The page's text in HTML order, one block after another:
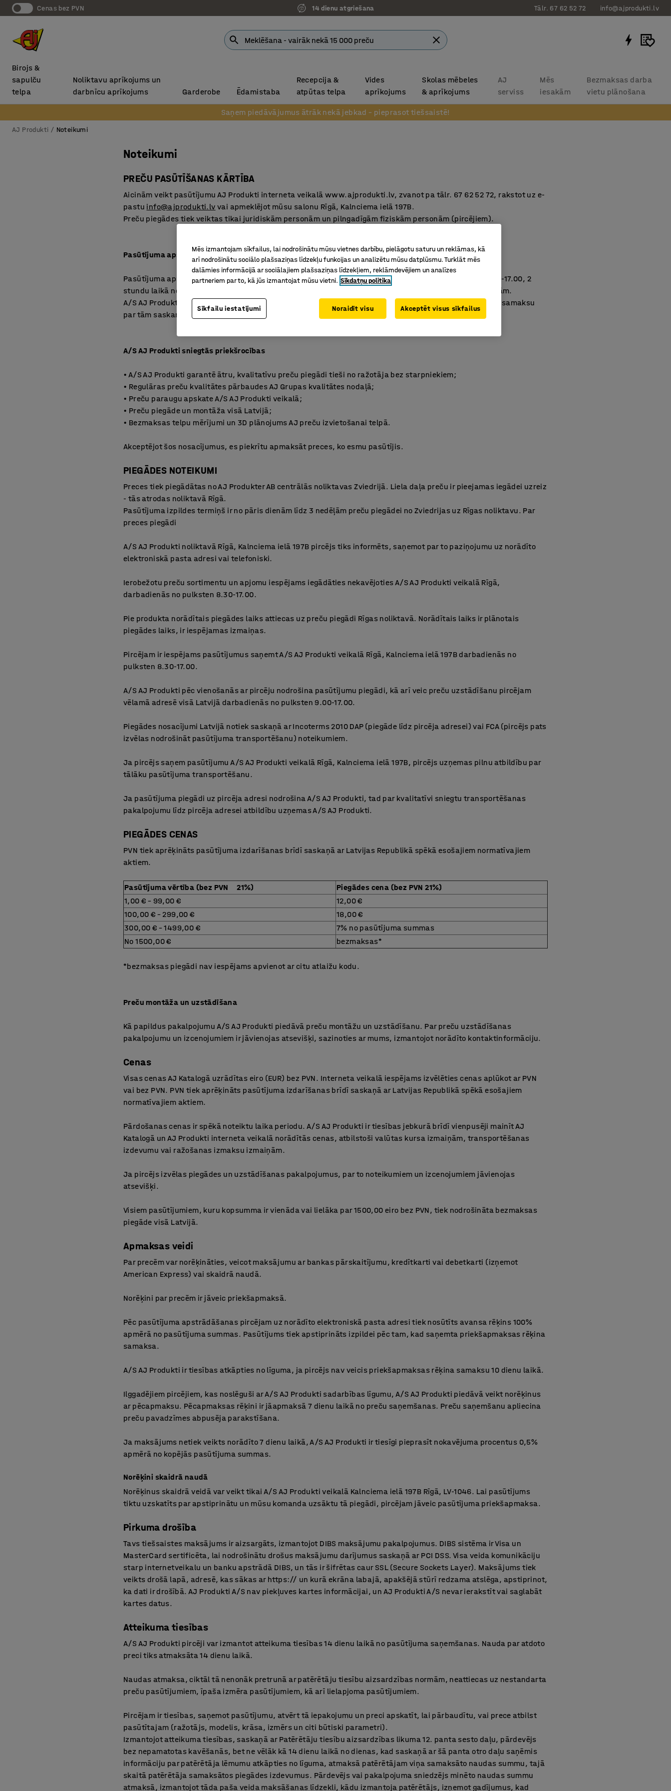
Cenas bez PVN 14 dienu atgriešana Tālr. 67 62 52 72 info@ajprodukti.lv
Birojs &
sapulču
telpa
Noliktavu aprīkojums un
darbnīcu aprīkojums
Garderobe Ēdamistaba
Recepcija &
atpūtas telpa
Vides
aprīkojums
Skolas mēbeles
& aprīkojums
AJ
serviss
Mēs
iesakām
Bezmaksas darba
vietu plānošana
Saņem piedāvājumus ātrāk nekā jebkad – pieprasot tiešsaistē!
AJ Produkti Noteikumi
Noteikumi
PREČU PASŪTĪŠANAS KĀRTĪBA
Aicinām veikt pasūtījumu AJ Produkti interneta veikalā www.ajprodukti.lv, zvanot pa tālr. 67 62 52 72, rakstot uz e-
pastu info@ajprodukti.lv vai apmeklējot mūsu salonu Rīgā, Kalnciema ielā 197B.
Preču piegādes tiek veiktas tikai juridiskām personām un pilngadīgām fiziskām personām (pircējiem).
Pasūtījuma apstiprinājums
Pasūtījuma apstiprinājums tiks nosūtīts uz Tavu norādīto e-pasta adresi darba dienās no pulksten 8.30-17.00, 2
stundu laikā no pasūtījuma veikšanas brīža vai nākošā darba dienā pēc brīvdienām un/vai svētku dienām.
A/S AJ Produkti saglabā īpašuma tiesības uz precēm līdz brīdim, kad A/S AJ Produkti būs saņēmis pilnu samaksu
par tām saskaņā ar izrakstīto rēķinu.
A/S AJ Produkti sniegtās priekšrocības
• A/S AJ Produkti garantē ātru, kvalitatīvu preču piegādi tieši no ražotāja bez starpniekiem;
• Regulāras preču kvalitātes pārbaudes AJ Grupas kvalitātes nodaļā;
• Preču paraugu apskate A/S AJ Produkti veikalā;
• Preču piegāde un montāža visā Latvijā;
• Bezmaksas telpu mērījumi un 3D plānojums AJ preču izvietošanai telpā.
Akceptējot šos nosacījumus, es piekrītu apmaksāt preces, ko esmu pasūtījis.
PIEGĀDES NOTEIKUMI
Preces tiek piegādātas no AJ Produkter AB centrālās noliktavas Zviedrijā. Liela daļa preču ir pieejamas iegādei uzreiz
- tās atrodas noliktavā Rīgā.
Pasūtījuma izpildes termiņš ir no pāris dienām līdz 3 nedēļām preču piegādei no Zviedrijas uz Rīgas noliktavu. Par
preces piegādi
A/S AJ Produkti noliktavā Rīgā, Kalnciema ielā 197B pircējs tiks informēts, saņemot par to paziņojumu uz norādīto
elektroniskā pasta adresi vai telefoniski.
Ierobežotu preču sortimentu un apjomu iespējams iegādāties nekavējoties A/S AJ Produkti veikalā Rīgā,
darbadienās no pulksten 8.30-17.00.
Pie produkta norādītais piegādes laiks attiecas uz preču piegādi Rīgas noliktavā. Norādītais laiks ir plānotais
piegādes laiks, ir iespējamas izmaiņas.
Pircējam ir iespējams pasūtījumus saņemt A/S AJ Produkti veikalā Rīgā, Kalnciema ielā 197B darbadienās no
pulksten 8.30-17.00.
A/S AJ Produkti pēc vienošanās ar pircēju nodrošina pasūtījumu piegādi, kā arī veic preču uzstādīšanu pircējam
vēlamā adresē visā Latvijā darbadienās no pulksten 9.00-17.00.
Piegādes nosacījumi Latvijā notiek saskaņā ar Incoterms 2010 DAP (piegāde līdz pircēja adresei) vai FCA (pircējs pats
izvēlas nodrošināt pasūtījuma transportēšanu) noteikumiem.
Ja pircējs saņem pasūtījumu A/S AJ Produkti veikalā Rīgā, Kalnciema ielā 197B, pircējs uzņemas pilnu atbildību par
tālāku pasūtījuma transportēšanu.
Ja pasūtījuma piegādi uz pircēja adresi nodrošina A/S AJ Produkti, tad par kvalitatīvi sniegtu transportēšanas
pakalpojumu līdz pircēja adresei atbildību uzņemas A/S AJ Produkti.
PIEGĀDES CENAS
PVN tiek aprēķināts pasūtījuma izdarīšanas brīdī saskaņā ar Latvijas Republikā spēkā esošajiem normatīvajiem
aktiem.
Pasūtījuma vērtība (bez PVN 21%)
Piegādes cena (bez PVN 21%)
1,00 € – 99,00 €
12,00 €
100,00 € – 299,00 €
18,00 €
300,00 € – 1499,00 €
7% no pasūtījuma summas
No 1500,00 €
bezmaksas*
*bezmaksas piegādi nav iespējams apvienot ar citu atlaižu kodu.
Preču montāža un uzstādīšana
Kā papildus pakalpojumu A/S AJ Produkti piedāvā preču montāžu un uzstādīšanu. Par preču uzstādīšanas
pakalpojumu un izcenojumiem ir jāvienojas atsevišķi, sazinoties ar mums, izmantojot norādīto kontaktinformāciju.
Cenas
Visas cenas AJ Katalogā uzrādītas eiro (EUR) bez PVN. Interneta veikalā iespējams izvēlēties cenas aplūkot ar PVN
vai bez PVN. PVN tiek aprēķināts pasūtījuma izdarīšanas brīdī saskaņā ar Latvijas Republikā spēkā esošajiem
normatīvajiem aktiem.
Pārdošanas cenas ir spēkā noteiktu laika periodu. A/S AJ Produkti ir tiesības jebkurā brīdī vienpusēji mainīt AJ
Katalogā un AJ Produkti interneta veikalā norādītās cenas, atbilstoši valūtas kursa izmaiņām, transportēšanas
izdevumu vai ražošanas izmaksu izmaiņām.
Ja pircējs izvēlas piegādes un uzstādīšanas pakalpojumus, par to noteikumiem un izcenojumiem jāvienojas
atsevišķi.
Visiem pasūtījumiem, kuru kopsumma ir vienāda vai lielāka par 1500,00 eiro bez PVN, tiek nodrošināta bezmaksas
piegāde visā Latvijā.
Apmaksas veidi
Par precēm var norēķināties, veicot maksājumu ar bankas pārskaitījumu, kredītkarti vai debetkarti (izņemot
American Express) vai skaidrā naudā.
Norēķini par precēm ir jāveic priekšapmaksā.
Pēc pasūtījuma apstrādāšanas pircējam uz norādīto elektroniskā pasta adresi tiek nosūtīts avansa rēķins 100%
apmērā no pasūtījuma summas. Pasūtījums tiek apstiprināts izpildei pēc tam, kad saņemta priekšapmaksas rēķina
samaksa.
A/S AJ Produkti ir tiesības atkāpties no līguma, ja pircējs nav veicis priekšapmaksas rēķina samaksu 10 dienu laikā.
Ilggadējiem pircējiem, kas noslēguši ar A/S AJ Produkti sadarbības līgumu, A/S AJ Produkti piedāvā veikt norēķinus
ar pēcapmaksu. Pēcapmaksas rēķini ir jāapmaksā 7 dienu laikā no preču saņemšanas. Preču saņemšanu apliecina
preču pavadzīmes abpusēja parakstīšana.
Ja maksājums netiek veikts norādīto 7 dienu laikā, A/S AJ Produkti ir tiesīgi pieprasīt nokavējuma procentus 0,5%
apmērā no kopējās pasūtījuma summas.
Norēķini skaidrā naudā
Norēķinus skaidrā veidā var veikt tikai A/S AJ Produkti veikalā Kalnciema ielā 197B Rīgā, LV-1046. Lai pasūtījums
tiktu uzskatīts par apstiprinātu un mūsu komanda uzsāktu tā piegādi, pircējam jāveic pasūtījuma priekšapmaksa.
Pirkuma drošība
Tavs tiešsaistes maksājums ir aizsargāts, izmantojot DIBS maksājumu pakalpojumus. DIBS sistēma ir Visa un
MasterCard sertificēta, lai nodrošinātu drošus maksājumu darījumus saskaņā ar PCI DSS. Visa veida komunikāciju
starp internetveikalu un banku apstrādā DIBS, un tās ir šifrētas caur SSL (Secure Sockets Layer). Maksājums tiek
veikts drošā lapā, adresē, kas sākas ar https:// un kurā ekrāna labajā, apakšējā stūrī redzama atslēga, apstiprinot,
ka dati ir drošībā. AJ Produkti A/S nav piekļuves kartes informācijai, un AJ Produkti A/S nevar ierakstīt vai saglabāt
kartes datus.
Atteikuma tiesības
A/S AJ Produkti pircēji var izmantot atteikuma tiesības 14 dienu laikā no pasūtījuma saņemšanas. Nauda par atdoto
preci tiks atmaksāta 14 dienu laikā.
Naudas atmaksa, ciktāl tā nenonāk pretrunā ar patērētāju tiesību aizsardzības normām, neattiecas uz nestandarta
preču pasūtījumiem, īpaša izmēra pasūtījumiem, kā arī lielapjoma pasūtījumiem.
Pircējam ir tiesības, saņemot pasūtījumu, atvērt tā iepakojumu un preci apskatīt, lai pārbaudītu, vai prece atbilst
pasūtītajam (ražotājs, modelis, krāsa, izmērs un citi būtiski parametri).
Izmantojot atteikuma tiesības, saskaņā ar Patērētāju tiesību aizsardzības likuma 12. panta sesto daļu, pārdevējs
bez nepamatotas kavēšanās, bet ne vēlāk kā 14 dienu laikā no dienas, kad saskaņā ar šā panta otro daļu saņēmis
informāciju par patērētāja lēmumu atkāpties no līguma, atmaksā patērētājam viņa samaksāto naudas summu, tajā
skaitā patērētāja samaksātos piegādes izdevumus. Pārdevējs vai pakalpojuma sniedzējs minēto naudas summu
atmaksā, izmantojot tāda paša veida maksāšanas līdzekli, kādu izmantoja patērētājs, izņemot gadījumus, kad
Mēs izmantojam sīkfailus, lai nodrošinātu mūsu vietnes darbību, pielāgotu saturu un reklāmas, kā
arī nodrošinātu sociālo plašsaziņas līdzekļu funkcijas un analizētu mūsu datplūsmu. Turklāt mēs
dalāmies informācijā ar sociālajiem plašsaziņas līdzekļiem, reklāmdevējiem un analīzes
partneriem par to, kā jūs izmantojat mūsu vietni. Sīkdatņu politika
Sīkfailu iestatījumi Noraidīt visu Akceptēt visus sīkfailus